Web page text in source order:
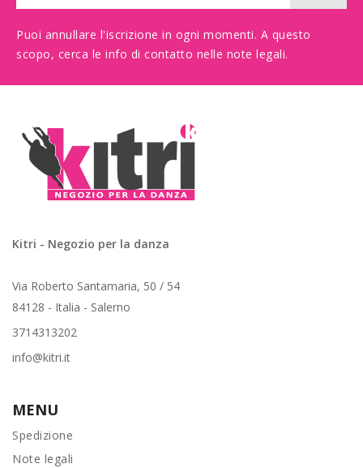
Puoi annullare l'iscrizione in ogni momenti. A questo
scopo, cerca le info di contatto nelle note legali.
Kitri - Negozio per la danza
Via Roberto Santamaria, 50 / 54
84128 - Italia - Salerno
3714313202
info@kitri.it
MENU
Spedizione
Note legali